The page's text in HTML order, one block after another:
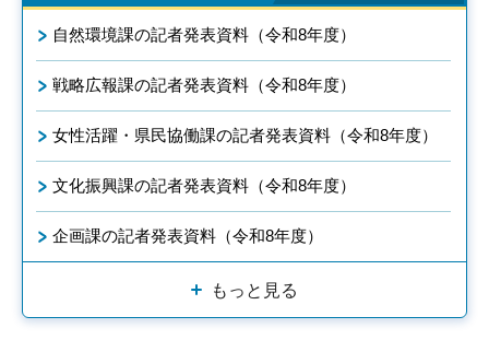
自然環境課の記者発表資料（令和8年度）
戦略広報課の記者発表資料（令和8年度）
女性活躍・県民協働課の記者発表資料（令和8年度）
文化振興課の記者発表資料（令和8年度）
企画課の記者発表資料（令和8年度）
もっと見る